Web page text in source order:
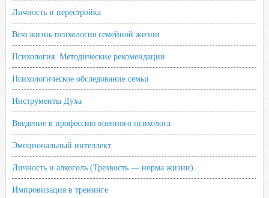
Личность и перестройка
Всю жизнь психология семейной жизни
Психология. Методические рекомендации
Психологическое обследование семьи
Инструменты Духа
Введение в профессию военного психолога
Эмоциональный интеллект
Личность и алкоголь (Трезвость — норма жизни)
Импровизация в тренинге